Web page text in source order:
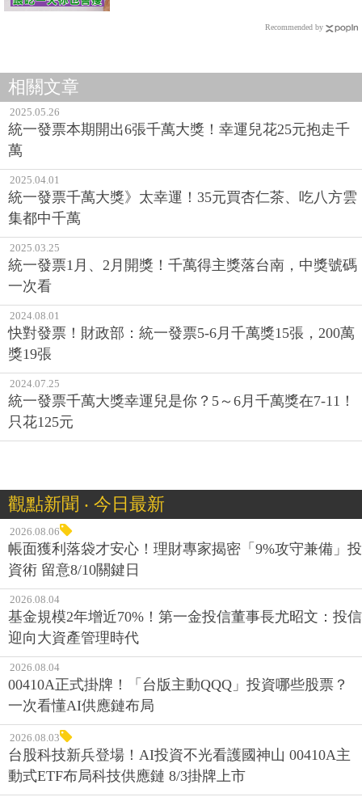
Recommended by
相關文章
2025.05.26
統一發票本期開出6張千萬大獎！幸運兒花25元抱走千
萬
2025.04.01
統一發票千萬大獎》太幸運！35元買杏仁茶、吃八方雲
集都中千萬
2025.03.25
統一發票1月、2月開獎！千萬得主獎落台南，中獎號碼
一次看
2024.08.01
快對發票！財政部：統一發票5-6月千萬獎15張，200萬
獎19張
2024.07.25
統一發票千萬大獎幸運兒是你？5～6月千萬獎在7-11！
只花125元
觀點新聞 ‧ 今日最新
2026.08.06
帳面獲利落袋才安心！理財專家揭密「9%攻守兼備」投
資術 留意8/10關鍵日
2026.08.04
基金規模2年增近70%！第一金投信董事長尤昭文：投信
迎向大資產管理時代
2026.08.04
00410A正式掛牌！「台版主動QQQ」投資哪些股票？
一次看懂AI供應鏈布局
2026.08.03
台股科技新兵登場！AI投資不光看護國神山 00410A主
動式ETF布局科技供應鏈 8/3掛牌上市